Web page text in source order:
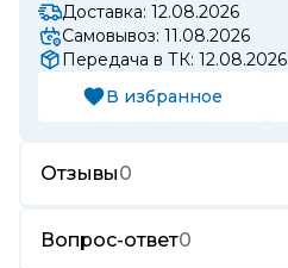
Доставка: 12.08.2026
Самовывоз: 11.08.2026
Передача в ТК: 12.08.2026
В избранное
Отзывы0
Вопрос-ответ0